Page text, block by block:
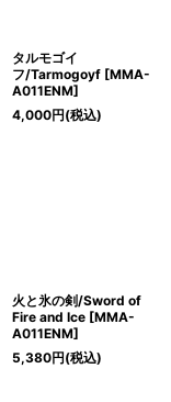
タルモゴイ
フ/Tarmogoyf [MMA-
A011ENM]
4,000円(税込)
火と氷の剣/Sword of
Fire and Ice [MMA-
A011ENM]
5,380円(税込)